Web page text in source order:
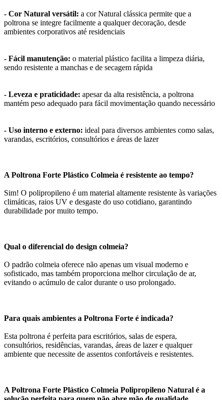
- Cor Natural versátil: a cor Natural clássica permite que a
poltrona se integre facilmente a qualquer decoração, desde
ambientes corporativos até residenciais
- Fácil manutenção: o material plástico facilita a limpeza diária,
sendo resistente a manchas e de secagem rápida
- Leveza e praticidade: apesar da alta resistência, a poltrona
mantém peso adequado para fácil movimentação quando necessário
- Uso interno e externo: ideal para diversos ambientes como salas,
varandas, escritórios, consultórios e áreas de lazer
A Poltrona Forte Plástico Colmeia é resistente ao tempo?
Sim! O polipropileno é um material altamente resistente às variações
climáticas, raios UV e desgaste do uso cotidiano, garantindo
durabilidade por muito tempo.
Qual o diferencial do design colmeia?
O padrão colmeia oferece não apenas um visual moderno e
sofisticado, mas também proporciona melhor circulação de ar,
evitando o acúmulo de calor durante o uso prolongado.
Para quais ambientes a Poltrona Forte é indicada?
Esta poltrona é perfeita para escritórios, salas de espera,
consultórios, residências, varandas, áreas de lazer e qualquer
ambiente que necessite de assentos confortáveis e resistentes.
A Poltrona Forte Plástico Colmeia Polipropileno Natural é a